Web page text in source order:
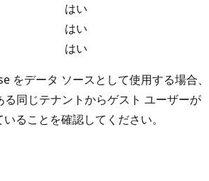
はい
はい
はい
データ ソースとして使用する場合、
同じテナントからゲスト ユーザーが
ることを確認してください。